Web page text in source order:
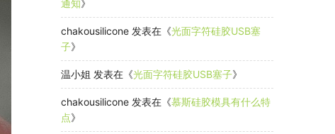
通知》
chakousilicone 发表在《光面字符硅胶USB塞
子》
温小姐 发表在《光面字符硅胶USB塞子》
chakousilicone 发表在《慕斯硅胶模具有什么特
点》